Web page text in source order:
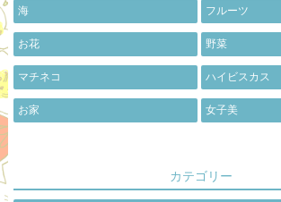
海 フルーツ
お花 野菜
マチネコ ハイビスカス
お家 女子美
カテゴリー